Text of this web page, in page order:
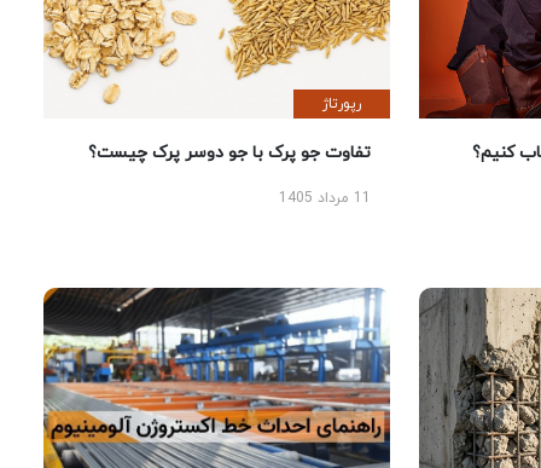
کنیم؟
رپورتاژ
تفاوت جو پرک با جو دوسر پرک چیست؟